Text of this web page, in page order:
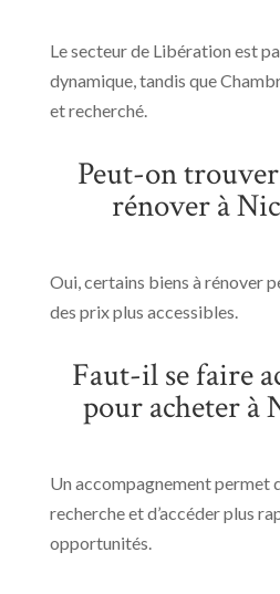
Le secteur de Libération est
dynamique, tandis que
et recherché.
Peut-on trouver
rénover à
Oui, certains biens à rénover
des prix plus accessibles.
Faut-il se faire
pour acheter à
Un accompagnement permet
recherche et d’accéder plus
opportunités.